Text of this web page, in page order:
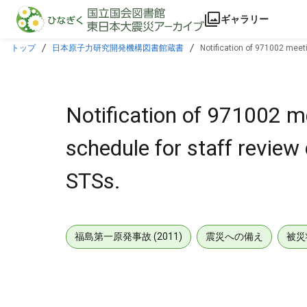
本文に飛ぶ
ギャラリー
トップ 日本原子力研究開発機構図書館蔵書 Notification of 971002
Notification of 971002
schedule for staff
STSs.
福島第一原発事故 (2011) 震災への備え 被災